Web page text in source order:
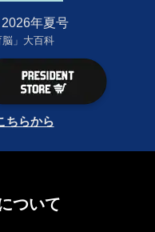
年夏号
」大百科
ちらから
ついて